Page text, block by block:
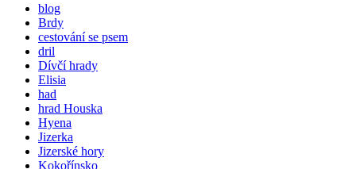
blog
Brdy
cestování se psem
dril
Dívčí hrady
Elisia
had
hrad Houska
Hyena
Jizerka
Jizerské hory
Kokořínsko